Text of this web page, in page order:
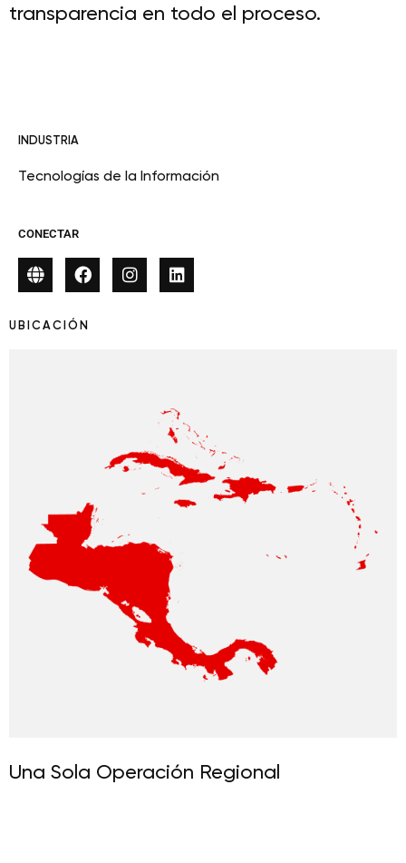
transparencia en todo el proceso.
INDUSTRIA
Tecnologías de la Información
CONECTAR
UBICACIÓN
Una Sola Operación Regional